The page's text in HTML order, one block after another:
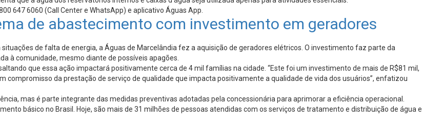
647 6060 (Call Center e WhatsApp) e aplicativo Águas App.
de abastecimento com investimento em geradores
de falta de energia, a Águas de Marcelândia fez a aquisição de geradores elétricos. O investimento faz parte da
à comunidade, mesmo diante de possíveis apagões.
que essa ação impactará positivamente cerca de 4 mil famílias na cidade. “Este foi um investimento de mais de R$81 mil,
compromisso da prestação de serviço de qualidade que impacta positivamente a qualidade de vida dos usuários”, enfatizou
mas é parte integrante das medidas preventivas adotadas pela concessionária para aprimorar a eficiência operacional.
básico no Brasil. Hoje, são mais de 31 milhões de pessoas atendidas com os serviços de tratamento e distribuição de água e